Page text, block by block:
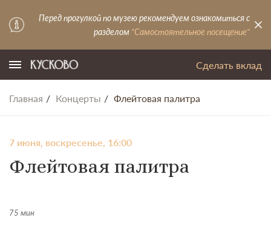
Перед прогулкой по музею рекомендуем ознакомиться с
разделом "Самостоятельное посещение"
Сделать вклад
Главная Концерты Флейтовая палитра
7 июня, воскресенье, 16:00
Флейтовая палитра
75 мин